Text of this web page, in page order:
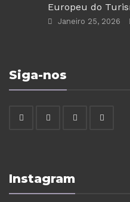
Europeu do
Janeiro 25, 2026
Siga-nos
Instagram